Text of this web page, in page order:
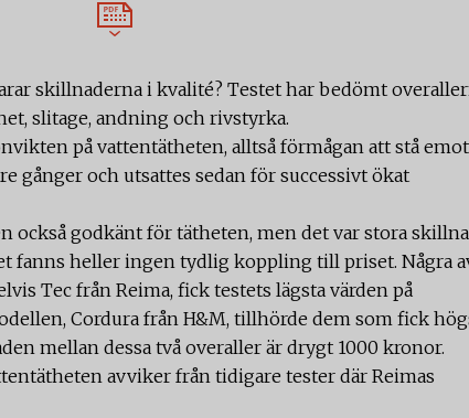
skillnaderna i kvalité? Testet har bedömt
slitage, andning och rivstyrka.
på vattentätheten, alltså förmågan att stå emot
gånger och utsattes sedan för successivt ökat
också godkänt för tätheten, men det var stora
fanns heller ingen tydlig koppling till priset. Några
Tec från Reima, fick testets lägsta värden på
Cordura från H&M, tillhörde dem som fick
mellan dessa två overaller är drygt 1000 kronor.
avviker från tidigare tester där Reimas